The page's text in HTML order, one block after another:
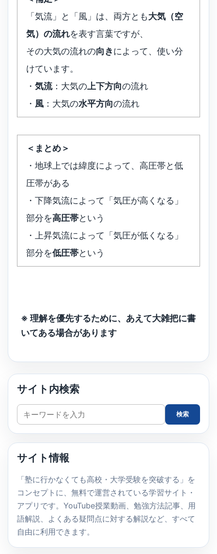
「気流」と「風」は、両方とも大気（空
気）の流れを表す言葉ですが、
その大気の流れの向きによって、使い分
けています。
・ 気流：大気の 上下方向の流れ
・ 風 ：大気の水平方向の流れ
＜まとめ＞
・地球上では緯度によって、高圧帯と低
圧帯がある
・下降気流によって「気圧が高くなる」
部分を高圧帯という
・上昇気流によって「気圧が低くなる」
部分を低圧帯という
※ 理解を優先するために、あえて大雑把に書
いてある場合があります
サイト内検索
サ
イ
ト
検
索
検索
サイト情報
「塾に行かなくても高校・大学受験を突破する」を
コンセプトに、無料で運営されている学習サイト・
アプリです。YouTube授業動画、勉強方法記事、用
語解説、よくある疑問点に対する解説など、すべて
自由に利用できます。